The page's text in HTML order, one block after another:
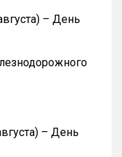
– День
– День